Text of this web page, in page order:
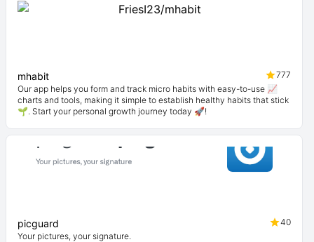
mhabit
777
Our app helps you form and track micro habits with easy-to-use 📈
charts and tools, making it simple to establish healthy habits that stick
🌱. Start your personal growth journey today 🚀!
picguard
40
Your pictures, your signature.